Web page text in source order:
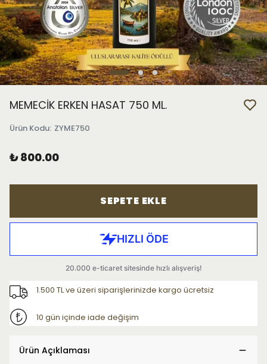
MEMECİK ERKEN HASAT 750 ML.
Ürün Kodu: ZYME750
₺ 800.00
SEPETE EKLE
1.500 TL ve üzeri siparişlerinizde kargo ücretsiz
10 gün içinde iade değişim
Ürün Açıklaması